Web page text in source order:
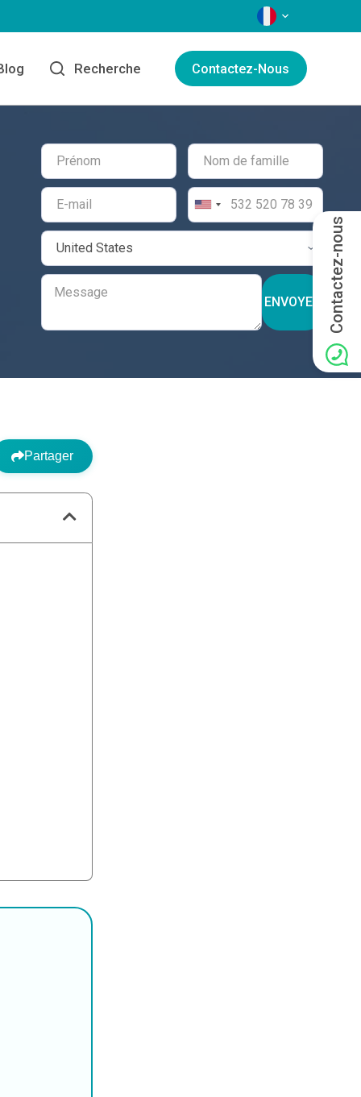
LANGAGES
Recherche Contactez-Nous
ENVOYER
Partager
Contactez-nous